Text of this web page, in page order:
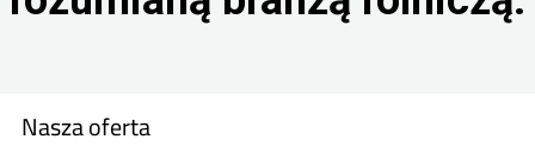
Nasza oferta